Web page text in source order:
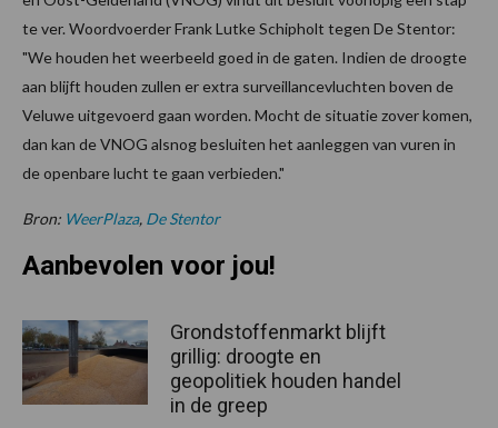
te ver. Woordvoerder Frank Lutke Schipholt tegen De Stentor:
"We houden het weerbeeld goed in de gaten. Indien de droogte
aan blijft houden zullen er extra surveillancevluchten boven de
Veluwe uitgevoerd gaan worden. Mocht de situatie zover komen,
dan kan de VNOG alsnog besluiten het aanleggen van vuren in
de openbare lucht te gaan verbieden."
Bron: WeerPlaza, De Stentor
Aanbevolen voor jou!
Grondstoffenmarkt blijft
grillig: droogte en
geopolitiek houden handel
in de greep